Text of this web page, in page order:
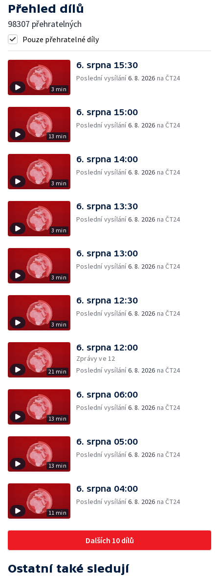
Přehled dílů
98307 přehratelných
Pouze přehratelné díly
3 min
6. srpna 15:30
Poslední vysílání6. 8. 2026 na ČT24
13 min
6. srpna 15:00
Poslední vysílání6. 8. 2026 na ČT24
3 min
6. srpna 14:00
Poslední vysílání6. 8. 2026 na ČT24
3 min
6. srpna 13:30
Poslední vysílání6. 8. 2026 na ČT24
3 min
6. srpna 13:00
Poslední vysílání6. 8. 2026 na ČT24
3 min
6. srpna 12:30
Poslední vysílání6. 8. 2026 na ČT24
21 min
6. srpna 12:00
Zprávy ve 12
Poslední vysílání6. 8. 2026 na ČT24
13 min
6. srpna 06:00
Poslední vysílání6. 8. 2026 na ČT24
13 min
6. srpna 05:00
Poslední vysílání6. 8. 2026 na ČT24
11 min
6. srpna 04:00
Poslední vysílání6. 8. 2026 na ČT24
Dalších 10 dílů
Ostatní také sledují